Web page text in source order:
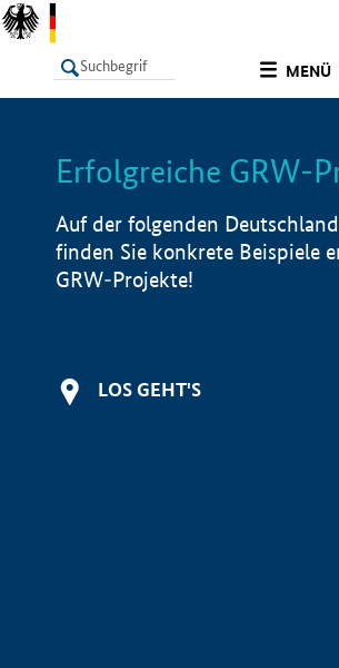
MENÜ
LISTE
Erfolgreiche GRW-
Auf der folgenden
finden Sie konkrete Beispiele
GRW-Projekte!
LOS GEHT'S